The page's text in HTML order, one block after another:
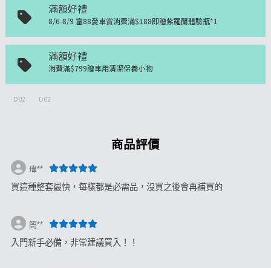
滿額好禮
8/6-8/9 富88愛車賞消費滿$188即贈紫羅蘭體驗瓶*1
滿額好禮
消費滿$799贈車用清潔保養小物
D02 D02
商品評價
瑋**
買這種整套最快，每樣都是必需品，沒買之後會再補買的
簡**
入門新手必備，非常建議買入！！